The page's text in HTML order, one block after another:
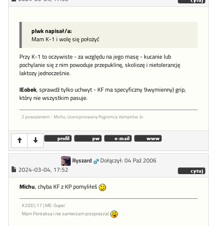
plwk napisał/a:
Mam K-1 i wolę się położyć
Przy K-1 to oczywiste - za względu na jego masę - kucanie lub
pochylanie się z nim powoduje przepuklinę, skoliozę i nietolerancję
laktozy jednocześnie.
lEobek, sprawdź tylko uchwyt - KF ma specyficzny 9wymienny) grip,
który nie wszystkim pasuje.
Z poważaniem - Michu, Licencjonowany Pogromca Vampirów :)=
Ryszard
Dołączył: 04 Paź 2006
2024-03-04, 17:52
Michu, chyba KF z KP pomyliłeś
K20D | 17 | ME-Super
Mam Pentaksa i nie zamierzam przepraszać